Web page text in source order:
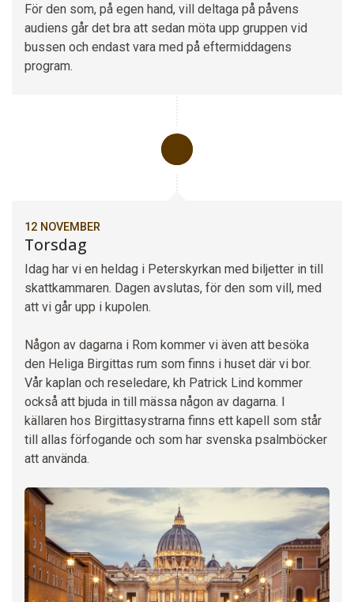
För den som, på egen hand, vill deltaga på påvens
audiens går det bra att sedan möta upp gruppen vid
bussen och endast vara med på eftermiddagens
program.
12 NOVEMBER
Torsdag
Idag har vi en heldag i Peterskyrkan med biljetter in till
skattkammaren. Dagen avslutas, för den som vill, med
att vi går upp i kupolen.
Någon av dagarna i Rom kommer vi även att besöka
den Heliga Birgittas rum som finns i huset där vi bor.
Vår kaplan och reseledare, kh Patrick Lind kommer
också att bjuda in till mässa någon av dagarna. I
källaren hos Birgittasystrarna finns ett kapell som står
till allas förfogande och som har svenska psalmböcker
att använda.